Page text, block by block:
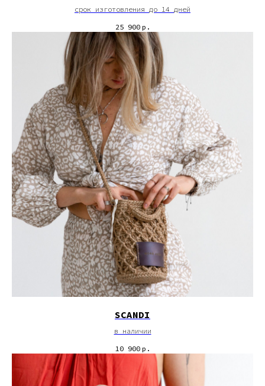
срок изготовления до 14 дней
25 900 р.
SCANDI
в наличии
10 900 р.